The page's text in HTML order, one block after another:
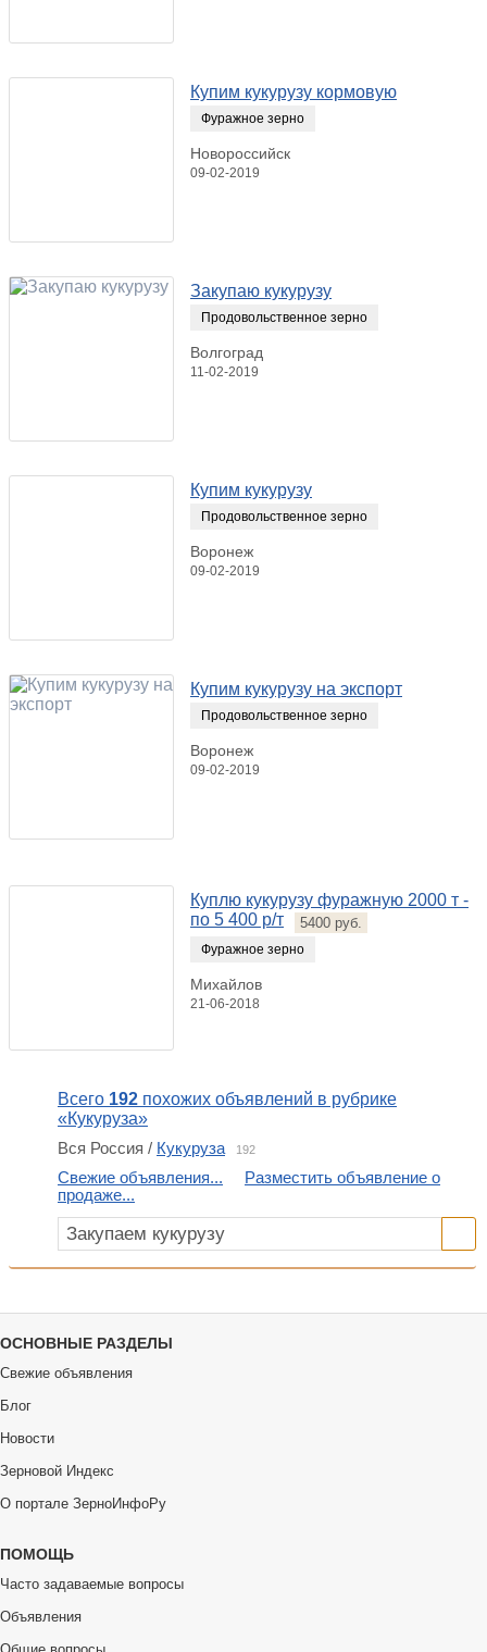
Купим кукурузу кормовую
Фуражное зерно
Новороссийск
09-02-2019
Закупаю кукурузу
Продовольственное зерно
Волгоград
11-02-2019
Купим кукурузу
Продовольственное зерно
Воронеж
09-02-2019
Купим кукурузу на экспорт
Продовольственное зерно
Воронеж
09-02-2019
Куплю кукурузу фуражную 2000 т -
по 5 400 р/т
5400 руб.
Фуражное зерно
Михайлов
21-06-2018
Всего 192 похожих объявлений в рубрике
«Кукуруза»
Вся Россия / Кукуруза 192
Свежие объявления...
Разместить объявление о
продаже...
ОСНОВНЫЕ РАЗДЕЛЫ
Свежие объявления
Блог
Новости
Зерновой Индекс
О портале ЗерноИнфоРу
ПОМОЩЬ
Часто задаваемые вопросы
Объявления